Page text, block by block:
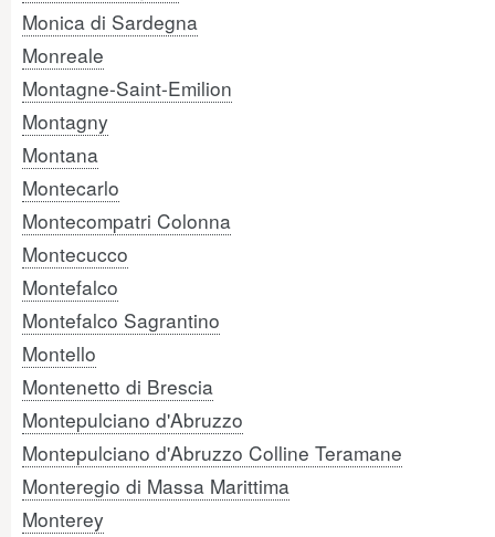
Monica di Sardegna
Monreale
Montagne-Saint-Emilion
Montagny
Montana
Montecarlo
Montecompatri Colonna
Montecucco
Montefalco
Montefalco Sagrantino
Montello
Montenetto di Brescia
Montepulciano d'Abruzzo
Montepulciano d'Abruzzo Colline Teramane
Monteregio di Massa Marittima
Monterey